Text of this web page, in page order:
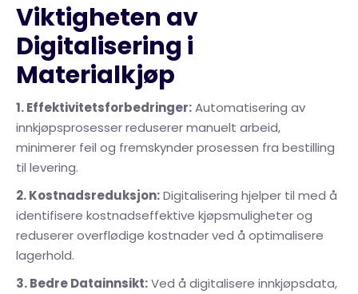
Viktigheten av
Digitalisering i
Materialkjøp
1. Effektivitetsforbedringer:Automatisering av
innkjøpsprosesser reduserer manuelt arbeid,
minimerer feil og fremskynder prosessen fra bestilling
til levering.
2. Kostnadsreduksjon:Digitalisering hjelper til med å
identifisere kostnadseffektive kjøpsmuligheter og
reduserer overflødige kostnader ved å optimalisere
lagerhold.
3. Bedre Datainnsikt:Ved å digitalisere innkjøpsdata,